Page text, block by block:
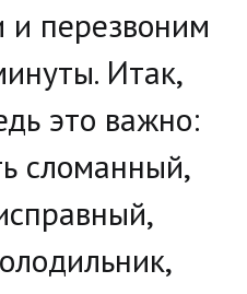
и перезвоним
Итак,
это важно:
сломанный,